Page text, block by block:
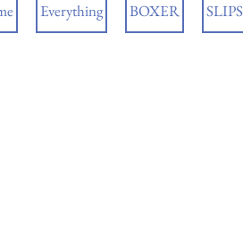
Everything BOXER SLIPS